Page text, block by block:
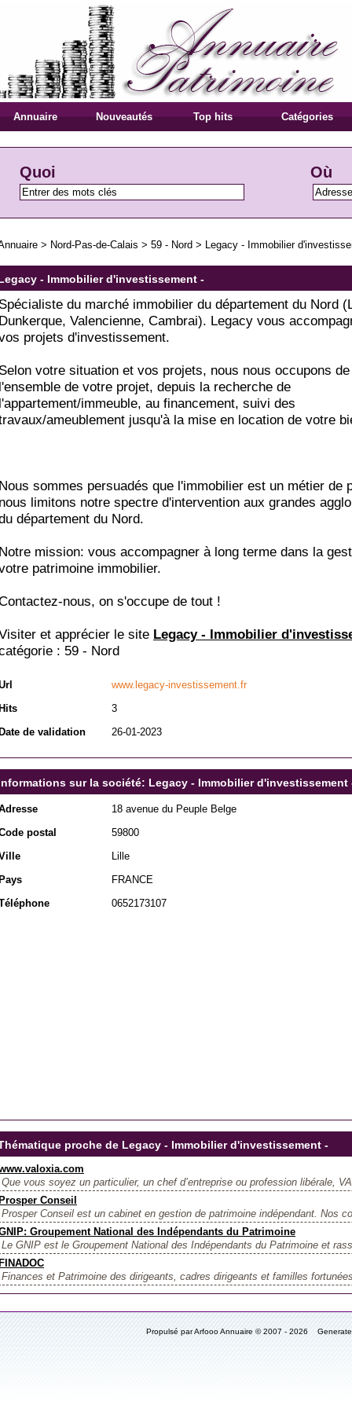
Annuaire Nouveautés Top hits Catégories
Quoi Où
> Nord-Pas-de-Calais > 59 - Nord > Legacy - Immobilier
- Immobilier d'investissement -
du marché immobilier du département du Nord
Valencienne, Cambrai). Legacy vous
projets d'investissement.
votre situation et vos projets, nous nous occupons de
de votre projet, depuis la recherche de
immeuble, au financement, suivi des
ameublement jusqu'à la mise en location de votre
sommes persuadés que l'immobilier est un métier de
limitons notre spectre d'intervention aux grandes
département du Nord.
mission: vous accompagner à long terme dans la
patrimoine immobilier.
nous, on s'occupe de tout !
et apprécier le site Legacy - Immobilier
: 59 - Nord
www.legacy-investissement.fr
3
de validation
26-01-2023
sur la société: Legacy - Immobilier d'investissement
18 avenue du Peuple Belge
postal
59800
Lille
FRANCE
0652173107
proche de Legacy - Immobilier d'investissement -
Que vous soyez un particulier, un chef d’entreprise ou profession libérale,
Conseil
Prosper Conseil est un cabinet en gestion de patrimoine indépendant. Nos
Groupement National des Indépendants du Patrimoine
Le GNIP est le Groupement National des Indépendants du Patrimoine et
Finances et Patrimoine des dirigeants, cadres dirigeants et familles
Propulsé par Arfooo Annuaire © 2007 - 2026